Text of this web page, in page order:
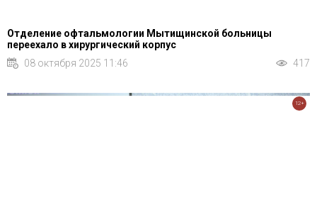
Отделение офтальмологии Мытищинской больницы
переехало в хирургический корпус
08 октября 2025 11:46
417
12+